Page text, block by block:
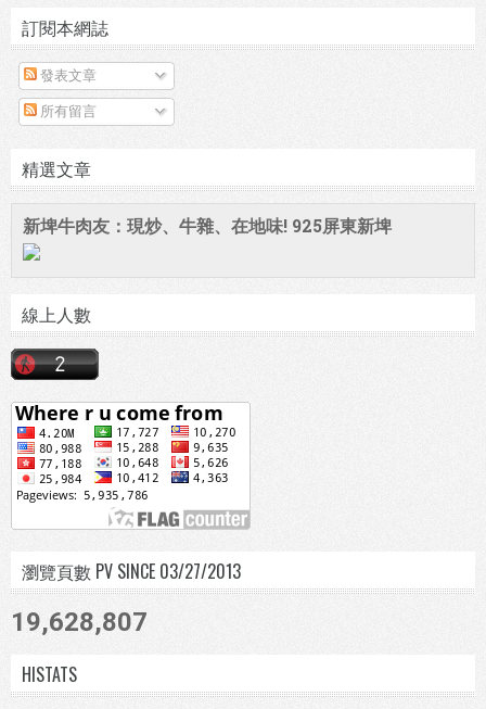
訂閱本網誌
發表文章
所有留言
精選文章
新埤牛肉友：現炒、牛雜、在地味! 925屏東新埤
線上人數
瀏覽頁數 PV SINCE 03/27/2013
19,628,807
HISTATS